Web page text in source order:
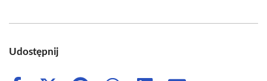
Udostępnij